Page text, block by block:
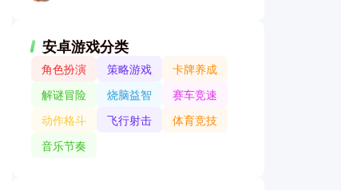
安卓游戏分类
角色扮演 策略游戏
卡牌养成
解谜冒险
烧脑益智
赛车竞速
动作格斗
飞行射击
体育竞技
音乐节奏